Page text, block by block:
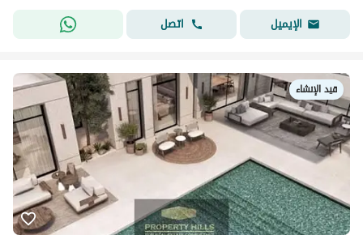
الإيميل
اتصل
قيد الإنشاء